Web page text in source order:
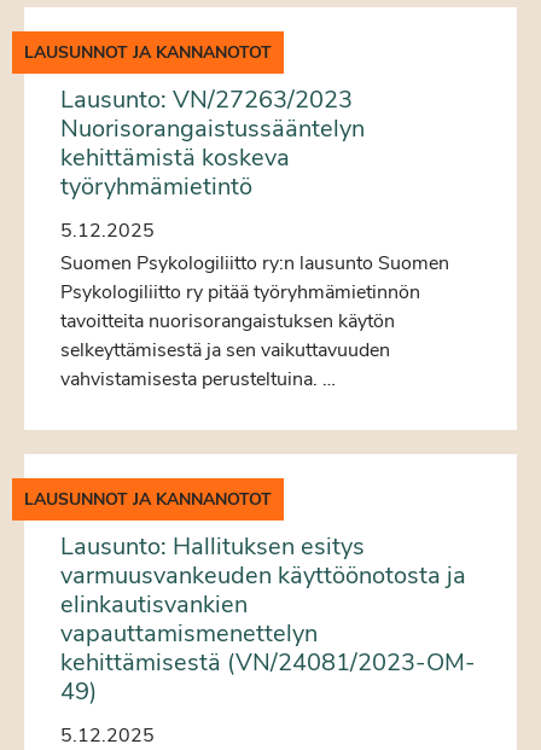
LAUSUNNOT JA KANNANOTOT
Lausunto: VN/27263/2023
Nuorisorangaistussääntelyn
kehittämistä koskeva
työryhmämietintö
5.12.2025
Suomen Psykologiliitto ry:n lausunto Suomen
Psykologiliitto ry pitää työryhmämietinnön
tavoitteita nuorisorangaistuksen käytön
selkeyttämisestä ja sen vaikuttavuuden
vahvistamisesta perusteltuina. …
LAUSUNNOT JA KANNANOTOT
Lausunto: Hallituksen esitys
varmuusvankeuden käyttöönotosta ja
elinkautisvankien
vapauttamismenettelyn
kehittämisestä (VN/24081/2023-OM-
49)
5.12.2025